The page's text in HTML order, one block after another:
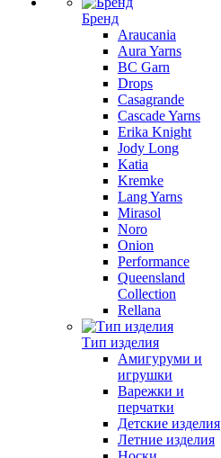
Бренд
Araucania
Aura Yarns
BC Garn
Drops
Casagrande
Cascade Yarns
Erika Knight
Jody Long
Katia
Kremke
Lang Yarns
Mirasol
Noro
Onion
Performance
Queensland
Collection
Rellana
Тип изделия
Амигуруми и
игрушки
Варежки и
перчатки
Детские изделия
Летние изделия